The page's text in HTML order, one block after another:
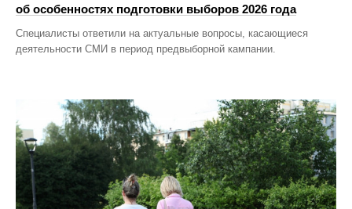
об особенностях подготовки выборов 2026 года
Специалисты ответили на актуальные вопросы, касающиеся
деятельности СМИ в период предвыборной кампании.